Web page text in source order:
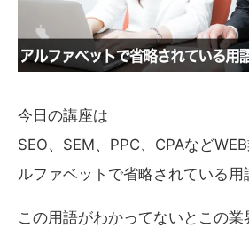
今日の講座は
SEO、SEM、PPC、CPAなど
ルファベットで省略されている用
この用語がわかってないとこの